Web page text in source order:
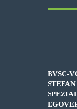
BVSC-